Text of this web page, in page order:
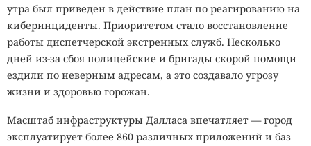
утра был приведен в действие план по реагированию на
киберинциденты. Приоритетом стало восстановление
работы диспетчерской экстренных служб. Несколько
дней из-за сбоя полицейские и бригады скорой помощи
ездили по неверным адресам, а это создавало угрозу
жизни и здоровью горожан.
Масштаб инфраструктуры Далласа впечатляет — город
эксплуатирует более 860 различных приложений и баз